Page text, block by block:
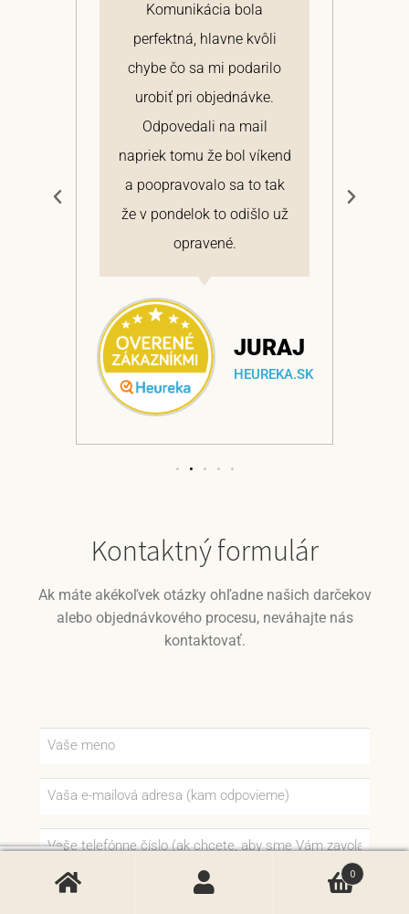
Komunikácia bola
perfektná, hlavne kvôli
chybe čo sa mi podarilo
urobiť pri objednávke.
Odpovedali na mail
napriek tomu že bol víkend
a poopravovalo sa to tak
že v pondelok to odišlo už
opravené.
JURAJ
HEUREKA.SK
Kontaktný formulár
Ak máte akékoľvek otázky ohľadne našich darčekov
alebo objednávkového procesu, neváhajte nás
kontaktovať.
0